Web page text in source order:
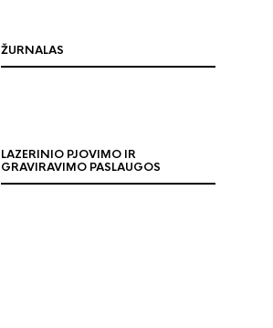
ŽURNALAS
LAZERINIO PJOVIMO IR
GRAVIRAVIMO PASLAUGOS